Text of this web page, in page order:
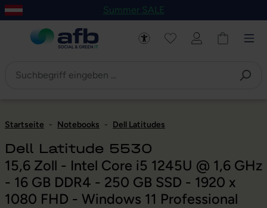
Hauptinhalt springen
Zur Navigation der B2B-Plattform springen
Summer SALE
Startseite - Notebooks - Dell Latitudes
Dell Latitude 5530
15,6 Zoll - Intel Core i5 1245U @ 1,6 GHz
- 16 GB DDR4 - 250 GB SSD - 1920 x
1080 FHD - Windows 11 Professional